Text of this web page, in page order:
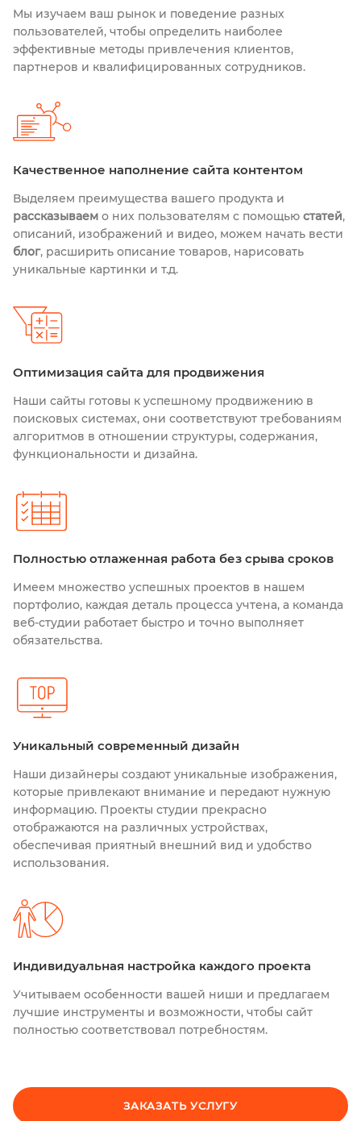
Мы изучаем ваш рынок и поведение разных
пользователей, чтобы определить наиболее
эффективные методы привлечения клиентов,
партнеров и квалифицированных сотрудников.
Качественное наполнение сайта контентом
Выделяем преимущества вашего продукта и
рассказываем о них пользователям с помощью статей,
описаний, изображений и видео, можем начать вести
блог, расширить описание товаров, нарисовать
уникальные картинки и т.д.
Оптимизация сайта для продвижения
Наши сайты готовы к успешному продвижению в
поисковых системах, они соответствуют требованиям
алгоритмов в отношении структуры, содержания,
функциональности и дизайна.
Полностью отлаженная работа без срыва сроков
Имеем множество успешных проектов в нашем
портфолио, каждая деталь процесса учтена, а команда
веб-студии работает быстро и точно выполняет
обязательства.
Уникальный современный дизайн
Наши дизайнеры создают уникальные изображения,
которые привлекают внимание и передают нужную
информацию. Проекты студии прекрасно
отображаются на различных устройствах,
обеспечивая приятный внешний вид и удобство
использования.
Индивидуальная настройка каждого проекта
Учитываем особенности вашей ниши и предлагаем
лучшие инструменты и возможности, чтобы сайт
полностью соответствовал потребностям.
ЗАКАЗАТЬ УСЛУГУ